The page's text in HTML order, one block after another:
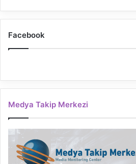
Facebook
Medya Takip Merkezi